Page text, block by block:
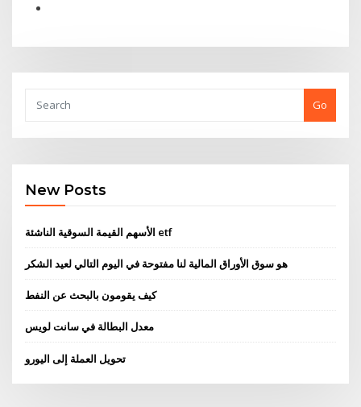
Go
New Posts
الأسهم القيمة السوقية الناشئة etf
هو سوق الأوراق المالية لنا مفتوحة في اليوم التالي لعيد الشكر
كيف يقومون بالبحث عن النفط
معدل البطالة في سانت لويس
تحويل العملة إلى اليورو